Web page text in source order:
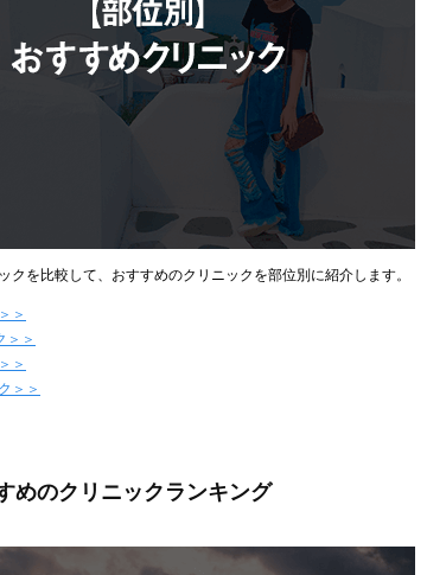
クを比較して、おすすめのクリニックを部位別に紹介します。
＞
＞＞
＞
＞＞
めのクリニックランキング